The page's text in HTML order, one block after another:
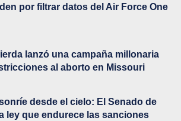
por filtrar datos del Air Force One
lanzó una campaña millonaria
al aborto en Missouri
desde el cielo: El Senado de
ley que endurece las sanciones